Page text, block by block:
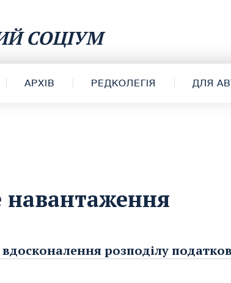
СОЦІУМ
АРХІВ РЕДКОЛЕГІЯ ДЛЯ
навантаження
розподілу